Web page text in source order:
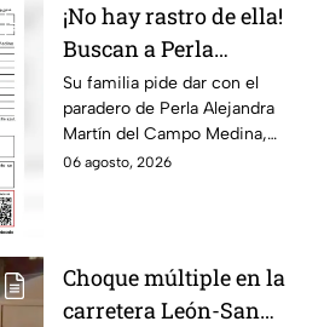
¡No hay rastro de ella!
Buscan a Perla
Alejandra Martín del
Campo Medina,
desaparecida en
Guanajuato
Su familia pide dar con el
paradero de Perla Alejandra
Martín del Campo Medina,
quien fue vista por última vez
06 agosto, 2026
Choque múltiple en la
carretera León-San